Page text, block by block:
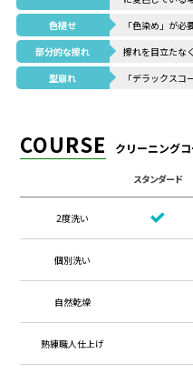
色褪せ
「色染め」が必
部分的な擦れ
擦れを目立たな
型崩れ
「デラックスコ
COURSE クリーニングコ
スタンダード
2度洗い
個別洗い
自然乾燥
熟練職人仕上げ